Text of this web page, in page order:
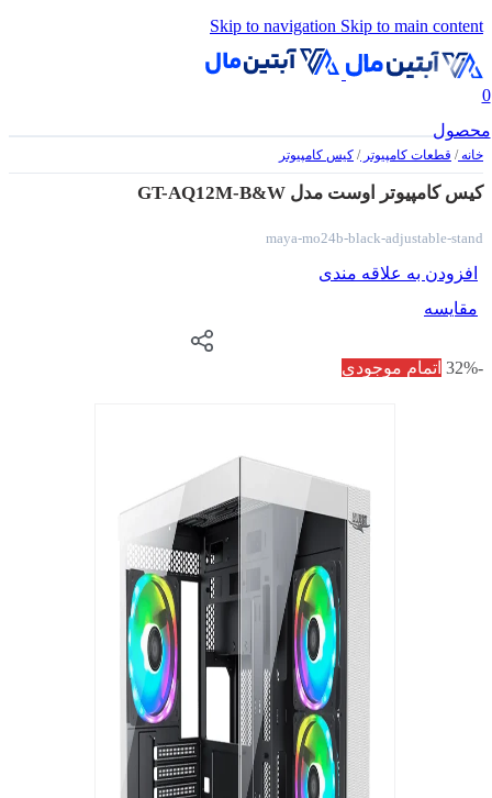
Skip to navigation Skip to main content
0
محصول
خانه/ قطعات کامپیوتر/ کیس کامپیوتر
کیس کامپیوتر اوست مدل GT-AQ12M-B&W
maya-mo24b-black-adjustable-stand
افزودن به علاقه مندی
مقایسه
-32% اتمام موجودی